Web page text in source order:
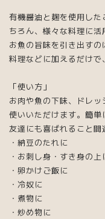
有機醤油と麹を使用し
ちろん、様々な料理に
お魚の旨味を引き出す
料理などに加えるだけで
「使い方」
お肉や魚の下味、ドレ
使いいただけます。簡
友達にも喜ばれること間
・納豆のたれに
・お刺し身・すき身の上
・卵かけご飯に
・冷奴に
・煮物に
・炒め物に